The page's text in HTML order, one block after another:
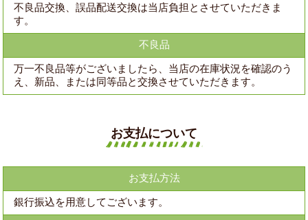
不良品交換、誤品配送交換は当店負担とさせていただきま
す。
不良品
万一不良品等がございましたら、当店の在庫状況を確認のう
え、新品、または同等品と交換させていただきます。
お支払について
お支払方法
銀行振込を用意してございます。